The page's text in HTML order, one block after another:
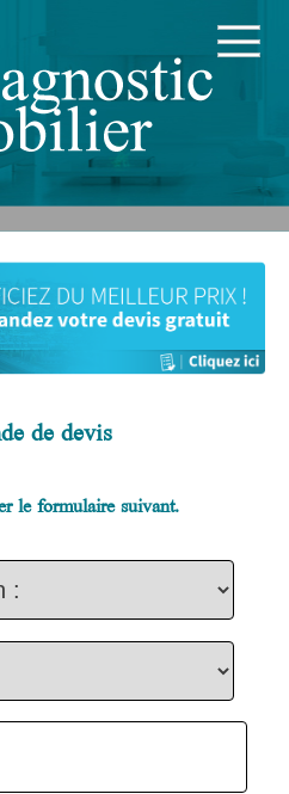
de devis
le formulaire suivant.